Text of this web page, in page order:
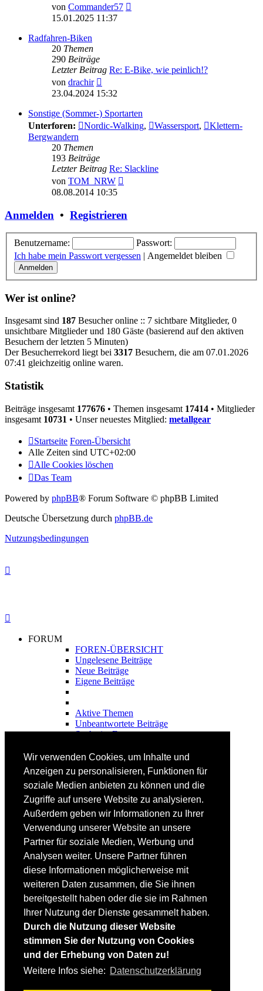
Wir verwenden Cookies, um Inhalte und
Anzeigen zu personalisieren, Funktionen für
soziale Medien anbieten zu können und die
Zugriffe auf unsere Website zu analysieren.
Außerdem geben wir Informationen zu Ihrer
Verwendung unserer Website an unsere
Partner für soziale Medien, Werbung und
Analysen weiter. Unsere Partner führen
diese Informationen möglicherweise mit
weiteren Daten zusammen, die Sie ihnen
bereitgestellt haben oder die sie im Rahmen
Ihrer Nutzung der Dienste gesammelt haben.
Durch die Nutzung dieser Website
stimmen Sie der Nutzung von Cookies
und der Erhebung von Daten zu!
Weitere Infos siehe: Datenschutzerklärung
von Commander57
15.01.2025 11:37
Radfahren-Biken
20 Themen
290 Beiträge
Letzter Beitrag Re: E-Bike, wie peinlich!?
von drachir
Beitrag
23.04.2024 15:32
Sonstige (Sommer-) Sportarten
Unterforen:
Nordic-Walking, Wassersport,
Klettern-
Bergwandern
20 Themen
193 Beiträge
Letzter Beitrag Re: Slackline
von TOM_NRW
08.08.2014 10:35
Anmelden • Registrieren
Benutzername:
Passwort:
Ich habe mein Passwort vergessen | Angemeldet bleiben
Wer ist online?
Insgesamt sind 187 Besucher online :: 7 sichtbare Mitglieder, 0
unsichtbare Mitglieder und 180 Gäste (basierend auf den aktiven
Besuchern der letzten 5 Minuten)
Der Besucherrekord liegt bei 3317 Besuchern, die am 07.01.2026
07:41 gleichzeitig online waren.
Statistik
Beiträge insgesamt 177676 • Themen insgesamt 17414 • Mitglieder
insgesamt 10731 • Unser neuestes Mitglied: metallgear
Startseite Foren-Übersicht
Alle Zeiten sind UTC+02:00
Alle Cookies löschen
Das Team
Powered by phpBB® Forum Software © phpBB Limited
Deutsche Übersetzung durch phpBB.de
Nutzungsbedingungen
FORUM
FOREN-ÜBERSICHT
Ungelesene Beiträge
Neue Beiträge
Eigene Beiträge
Aktive Themen
Unbeantwortete Beiträge
Suche im Forum
FAHRTECHNIK
Fortgeschrittene
Lehrplan
Videoanalyse
SKI
SKITEST
Ski-FAQ
Tipps Ski-Kauf
Ski-Typen
Skishops
EQUIPMENT
Skibekleidung
Skischuhe
Bootfitting
Skihelme
Skiservice selbst